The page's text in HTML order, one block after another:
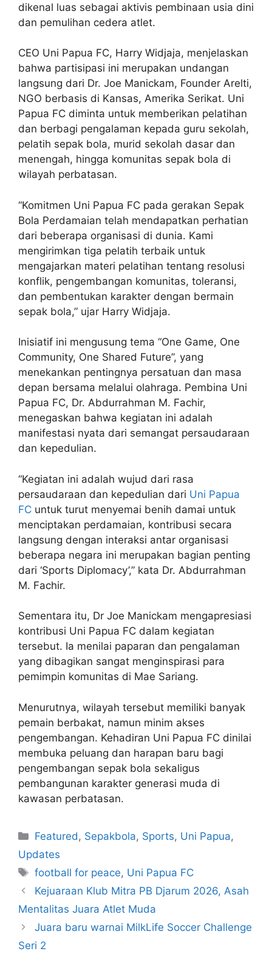
dikenal luas sebagai aktivis pembinaan usia dini
dan pemulihan cedera atlet.
CEO Uni Papua FC, Harry Widjaja, menjelaskan
bahwa partisipasi ini merupakan undangan
langsung dari Dr. Joe Manickam, Founder Arelti,
NGO berbasis di Kansas, Amerika Serikat. Uni
Papua FC diminta untuk memberikan pelatihan
dan berbagi pengalaman kepada guru sekolah,
pelatih sepak bola, murid sekolah dasar dan
menengah, hingga komunitas sepak bola di
wilayah perbatasan.
“Komitmen Uni Papua FC pada gerakan Sepak
Bola Perdamaian telah mendapatkan perhatian
dari beberapa organisasi di dunia. Kami
mengirimkan tiga pelatih terbaik untuk
mengajarkan materi pelatihan tentang resolusi
konflik, pengembangan komunitas, toleransi,
dan pembentukan karakter dengan bermain
sepak bola,” ujar Harry Widjaja.
Inisiatif ini mengusung tema “One Game, One
Community, One Shared Future”, yang
menekankan pentingnya persatuan dan masa
depan bersama melalui olahraga. Pembina Uni
Papua FC, Dr. Abdurrahman M. Fachir,
menegaskan bahwa kegiatan ini adalah
manifestasi nyata dari semangat persaudaraan
dan kepedulian.
“Kegiatan ini adalah wujud dari rasa
persaudaraan dan kepedulian dari Uni Papua
FC untuk turut menyemai benih damai untuk
menciptakan perdamaian, kontribusi secara
langsung dengan interaksi antar organisasi
beberapa negara ini merupakan bagian penting
dari ‘Sports Diplomacy’,” kata Dr. Abdurrahman
M. Fachir.
Sementara itu, Dr Joe Manickam mengapresiasi
kontribusi Uni Papua FC dalam kegiatan
tersebut. Ia menilai paparan dan pengalaman
yang dibagikan sangat menginspirasi para
pemimpin komunitas di Mae Sariang.
Menurutnya, wilayah tersebut memiliki banyak
pemain berbakat, namun minim akses
pengembangan. Kehadiran Uni Papua FC dinilai
membuka peluang dan harapan baru bagi
pengembangan sepak bola sekaligus
pembangunan karakter generasi muda di
kawasan perbatasan.
Featured , Sepakbola, Sports, Uni Papua,
Updates
football for peace, Uni Papua FC
Kejuaraan Klub Mitra PB Djarum 2026, Asah
Mentalitas Juara Atlet Muda
Juara baru warnai MilkLife Soccer Challenge
Seri 2